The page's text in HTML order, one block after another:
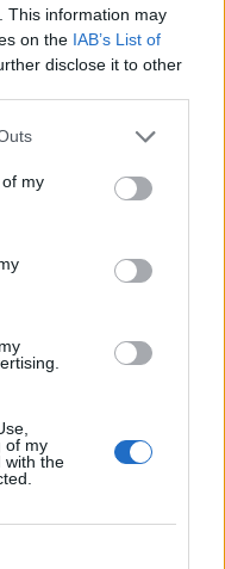
This information may
on the IAB’s List of
disclose it to other
my
of my
with the